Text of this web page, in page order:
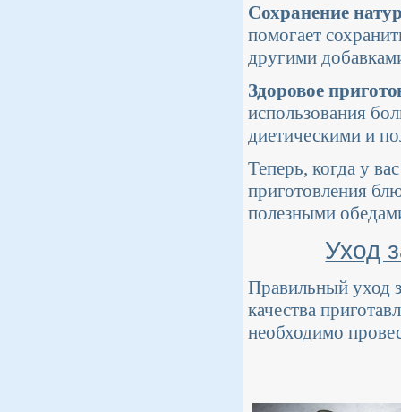
Сохранение
помогает
другими
Здоровое
использования
диетическими и
Теперь, когда у
приготовления
полезными
Уход
Правильный уход
качества
необходимо